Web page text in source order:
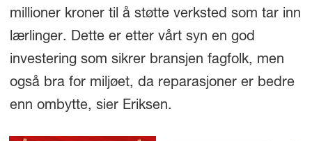
millioner kroner til å støtte verksted som tar inn
lærlinger. Dette er etter vårt syn en god
investering som sikrer bransjen fagfolk, men
også bra for miljøet, da reparasjoner er bedre
enn ombytte, sier Eriksen.